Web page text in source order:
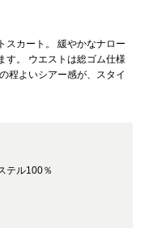
スカート。 緩やかなナロー
す。 ウエストは総ゴム仕様
程よいシアー感が、スタイ
テル100％